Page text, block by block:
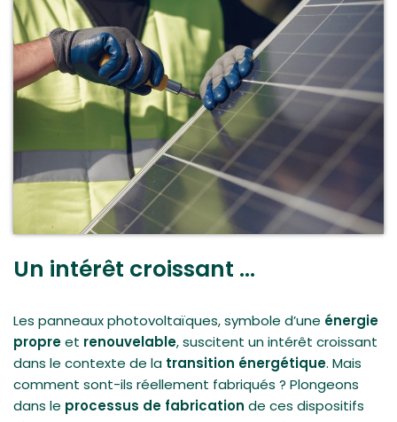
Un intérêt croissant …
Les panneaux photovoltaïques, symbole d’une énergie
propreet renouvelable, suscitent un intérêt croissant
dans le contexte de la transition énergétique. Mais
comment sont-ils réellement fabriqués ? Plongeons
dans le processus de fabrication de ces dispositifs